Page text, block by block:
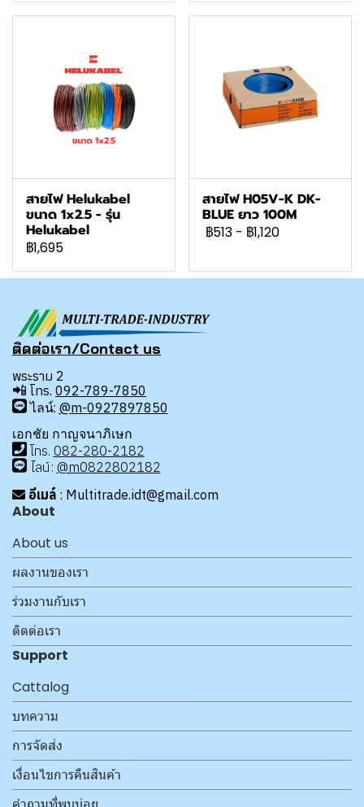
สายไฟ Helukabel
ขนาด 1x2.5 - รุ่น
Helukabel
฿1,695
สายไฟ H05V-K DK-
BLUE ยาว 100M
฿513 - ฿1,120
ติดต่อเรา/Contact us
พระราม 2
📲 โทร. 092-789-7850
ไลน์: @m-0927897850
เอกชัย กาญจนาภิเษก
โทร. 082-280-2182
ไลน์: @m0822802182
อีเมล์ : Multitrade.idt@gmail.com
About
About us
ผลงานของเรา
ร่วมงานกับเรา
ติดต่อเรา
Support
Cattalog
บทความ
การจัดส่ง
เงื่อนไขการคืนสินค้า